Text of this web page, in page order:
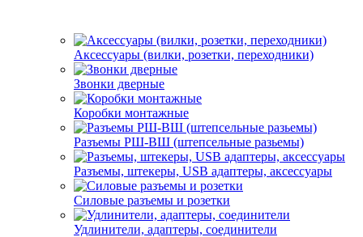
Аксессуары (вилки, розетки, переходники)
Звонки дверные
Коробки монтажные
Разъемы РШ-ВШ (штепсельные разьемы)
Разъемы, штекеры, USB адаптеры, аксессуары
Силовые разъемы и розетки
Удлинители, адаптеры, соединители